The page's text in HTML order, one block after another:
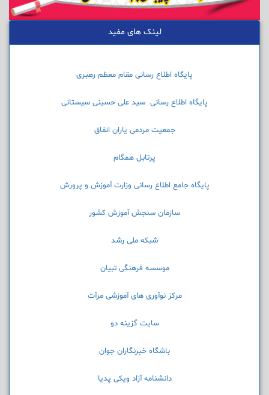
لینک های مفید
پایگاه اطلاع رسانی مقام معظم رهبری
پایگاه اطلاع رسانی سید علی حسینی سیستانی
جمعیت مردمی یاران انفاق
پرتابل همگام
پایگاه جامع اطلاع رسانی وزارت آموزش و پرورش
سازمان سنجش آموزش کشور
شبکه ملی رشد
موسسه فرهنگی تبیان
مرکز نوآوری های آموزشی مرآت
سایت گزینه دو
باشگاه خبرنگاران جوان
دانشنامه آزاد ویکی پدیا